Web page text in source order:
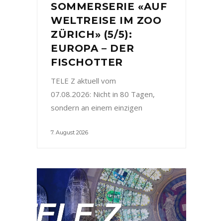
SOMMERSERIE «AUF
WELTREISE IM ZOO
ZÜRICH» (5/5):
EUROPA – DER
FISCHOTTER
TELE Z aktuell vom
07.08.2026: Nicht in 80 Tagen,
sondern an einem einzigen
7. August 2026